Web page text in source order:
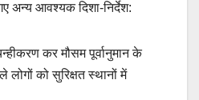
अन्य आवश्यक दिशा-निर्देश:
कर मौसम पूर्वानुमान के
लोगों को सुरिक्षत स्थानों में